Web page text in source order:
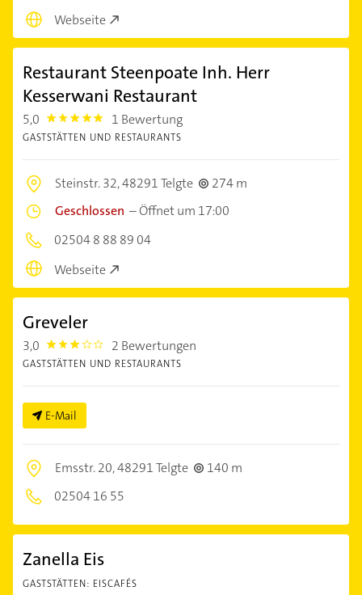
Webseite
Restaurant Steenpoate Inh. Herr
Kesserwani Restaurant
5,0 5.0 1 Bewertung
GASTSTÄTTEN UND RESTAURANTS
Steinstr. 32,48291 Telgte
274 m
Geschlossen –Öffnet um 17:00
02504 8 88 89 04
Webseite
Greveler
3,0 3.0 2 Bewertungen
GASTSTÄTTEN UND RESTAURANTS
E-Mail
Emsstr. 20,48291 Telgte
140 m
02504 16 55
Zanella Eis
GASTSTÄTTEN: EISCAFÉS